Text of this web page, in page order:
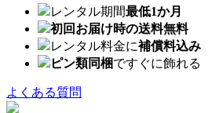
レンタル期間最低1か月
初回お届け時の送料無料
レンタル料金に補償料込み
ピン類同梱ですぐに飾れる
よくある質問